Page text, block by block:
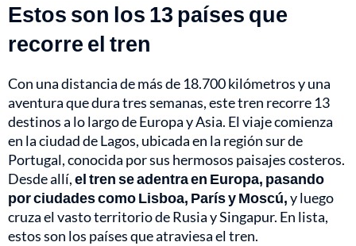
Estos son los 13 países que
recorre el tren
Con una distancia de más de 18.700 kilómetros y una
aventura que dura tres semanas, este tren recorre 13
destinos a lo largo de Europa y Asia. El viaje comienza
en la ciudad de Lagos, ubicada en la región sur de
Portugal, conocida por sus hermosos paisajes costeros.
Desde allí,el tren se adentra en Europa, pasando
por ciudades como Lisboa, París y Moscú,y luego
cruza el vasto territorio de Rusia y Singapur. En lista,
estos son los países que atraviesa el tren.